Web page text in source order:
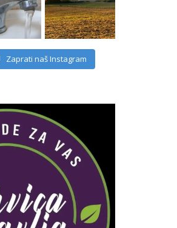
Zaprati naš Instagram